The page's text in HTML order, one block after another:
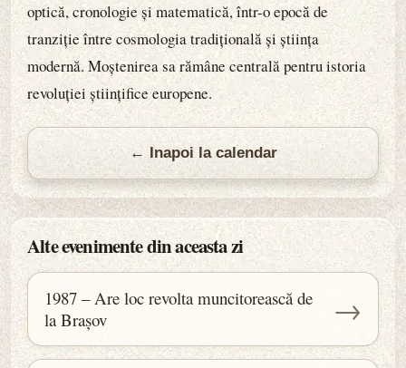
optică, cronologie și matematică, într-o epocă de
tranziție între cosmologia tradițională și știința
modernă. Moștenirea sa rămâne centrală pentru istoria
revoluției științifice europene.
← Inapoi la calendar
Alte evenimente din aceasta zi
1987 – Are loc revolta muncitorească de
la Brașov
→